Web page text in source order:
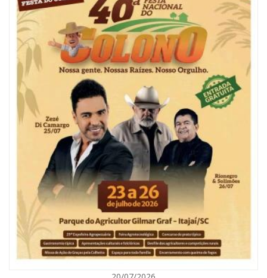
07/08/2026 | 07:00
Ambiental reforça descarte sustentável com envio de 330 quilos de
pilhas à logística reversa
GERAL